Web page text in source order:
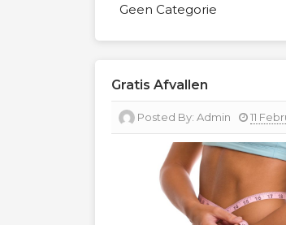
Geen Categorie
Gratis Afvallen
Posted By: Admin 11